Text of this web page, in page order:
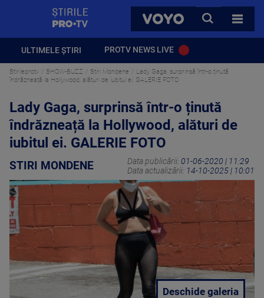
VOYO
CAUTA
TOATE
ULTIMELE ȘTIRI PROTV NEWS LIVE
Stirileprotv SHOW-BUZZ Stiri Mondene
Lady Gaga, surprinsă într-o ținută
îndrăzneață la Hollywood, alături de iubitul ei. GALERIE FOTO
Lady Gaga, surprinsă într-o ținută
îndrăzneață la Hollywood, alături de
iubitul ei. GALERIE FOTO
STIRI MONDENE Data publicării: 01-06-2020 | 11:29
Data actualizării: 14-10-2025 | 10:01
Deschide galeria